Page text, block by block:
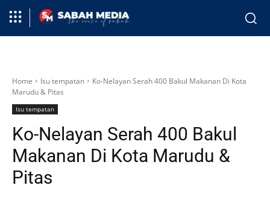
Home Isu tempatan
Ko-Nelayan Serah 400 Bakul Makanan Di Kota
Marudu & Pitas
Isu tempatan
Ko-Nelayan Serah 400 Bakul
Makanan Di Kota Marudu &
Pitas